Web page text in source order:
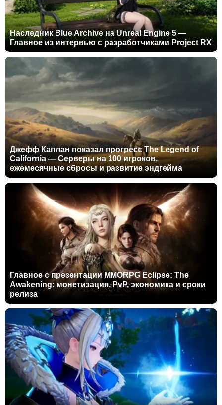
Наследник Blue Archive на Unreal Engine 5 —
Главное из интервью с разработчиками Project RX
Джефф Каплан показал прогресс The Legend of
California — Серверы на 100 игроков,
ежемесячные сбросы и развитие эндгейма
Главное с презентации MMORPG Eclipse: The
Awakening: монетизация, PvP, экономика и сроки
релиза